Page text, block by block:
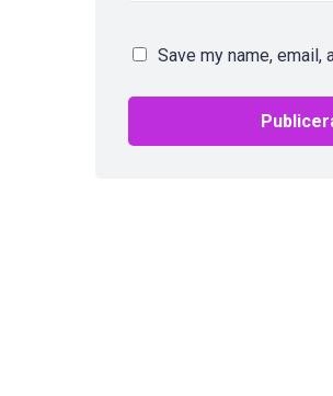
Save my name,